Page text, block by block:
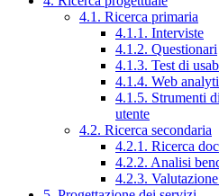
4.1. Ricerca primaria
4.1.1. Interviste
4.1.2. Questionari
4.1.3. Test di
4.1.4. Web
4.1.5. Strumenti
utente
4.2. Ricerca secondaria
4.2.1. Ricerca
4.2.2. Analisi
4.2.3.